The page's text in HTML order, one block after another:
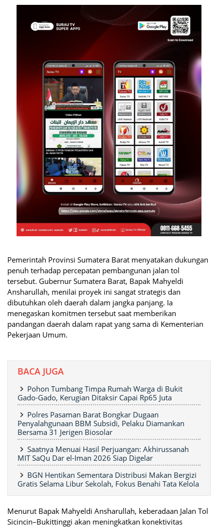
Pemerintah Provinsi Sumatera Barat menyatakan dukungan
penuh terhadap percepatan pembangunan jalan tol
tersebut. Gubernur Sumatera Barat, Bapak Mahyeldi
Ansharullah, menilai proyek ini sangat strategis dan
dibutuhkan oleh daerah dalam jangka panjang. Ia
menegaskan komitmen tersebut saat memberikan
pandangan daerah dalam rapat yang sama di Kementerian
Pekerjaan Umum.
BACA JUGA
Pohon Tumbang Timpa Rumah Warga di Bukit
Gado-Gado, Kerugian Ditaksir Capai Rp65 Juta
Polres Pasaman Barat Bongkar Dugaan
Penyalahgunaan BBM Subsidi, Pelaku Diamankan
Bersama 31 Jerigen Biosolar
Saatnya Menuai Hasil Perjuangan: Akhirussanah
MIT SaQu Dar el-Iman 2026 Siap Digelar
BGN Hentikan Sementara Distribusi Makan Bergizi
Gratis Selama Libur Sekolah, Fokus Benahi Tata Kelola
Menurut Bapak Mahyeldi Ansharullah, keberadaan Jalan Tol
Sicincin–Bukittinggi akan meningkatkan konektivitas